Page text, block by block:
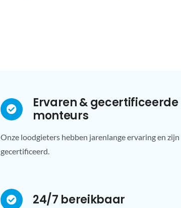
Ervaren & gecertificeerde
monteurs
Onze loodgieters hebben jarenlange ervaring en zijn
gecertificeerd.
24/7 bereikbaar